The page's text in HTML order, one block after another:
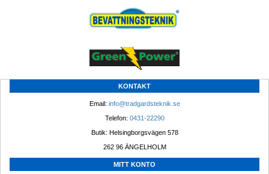
KONTAKT
Email: info@tradgardsteknik.se
Telefon: 0431-22290
Butik: Helsingborgsvägen 578
262 96 ÄNGELHOLM
MITT KONTO